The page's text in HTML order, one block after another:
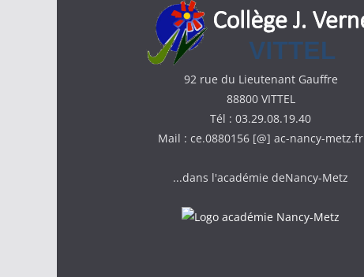
92 rue du Lieutenant Gauffre
88800 VITTEL
Tél : 03.29.08.19.40
Mail : ce.0880156 [@] ac-nancy-metz.fr
...dans l'académie deNancy-Metz